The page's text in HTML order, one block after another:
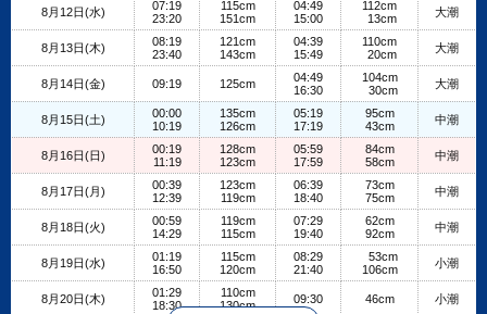
8月12日(水)
07:19
23:20
115cm
151cm
04:49
15:00
112cm
13cm
大潮
8月13日(木)
08:19
23:40
121cm
143cm
04:39
15:49
110cm
20cm
大潮
8月14日(金) 09:19 125cm
04:49
16:30
104cm
30cm
大潮
8月15日(土)
00:00
10:19
135cm
126cm
05:19
17:19
95cm
43cm
中潮
8月16日(日)
00:19
11:19
128cm
123cm
05:59
17:59
84cm
58cm
中潮
8月17日(月)
00:39
12:39
123cm
119cm
06:39
18:40
73cm
75cm
中潮
8月18日(火)
00:59
14:29
119cm
115cm
07:29
19:40
62cm
92cm
中潮
8月19日(水)
01:19
16:50
115cm
120cm
08:29
21:40
53cm
106cm
小潮
8月20日(木)
01:29
18:30
110cm
130cm
09:30 46cm 小潮